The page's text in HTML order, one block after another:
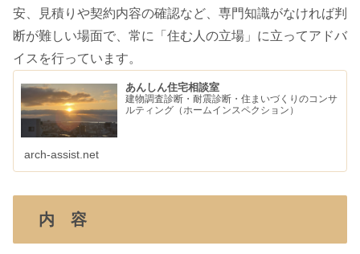
安、見積りや契約内容の確認など、専門知識がなければ判
断が難しい場面で、常に「住む人の立場」に立ってアドバ
イスを行っています。
あんしん住宅相談室
建物調査診断・耐震診断・住まいづくりのコンサ
ルティング（ホームインスペクション）
arch-assist.net
内 容